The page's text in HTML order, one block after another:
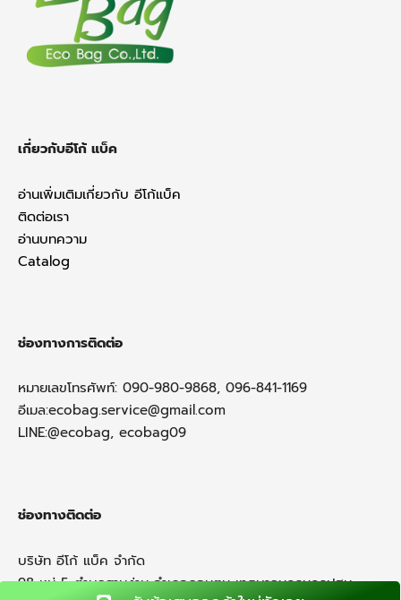
เกี่ยวกับอีโก้ แบ็ค
อ่านเพิ่มเติมเกี่ยวกับ อีโก้แบ็ค
ติดต่อเรา
อ่านบทความ
Catalog
ช่องทางการติดต่อ
หมายเลขโทรศัพท์: 090-980-9868, 096-841-1169
อีเมล:ecobag.service@gmail.com
LINE:@ecobag, ecobag09
ช่องทางติดต่อ
บริษัท อีโก้ แบ็ค จำกัด
98 หมู่ 5 ตำบลสามง่าม อำเภอดอนตูม เทศบาลนครนครปฐม